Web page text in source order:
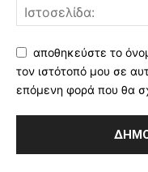
αποθηκεύστε το
τον ιστότοπό μου σε
επόμενη φορά που θα